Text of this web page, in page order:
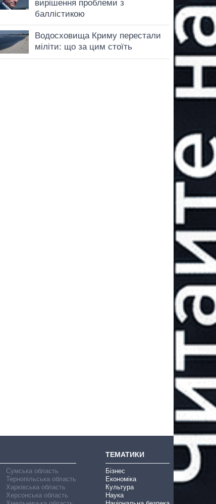
Сумська область
Тернопільська область
Харківська область
Херсонська область
ТЕМАТИКИ
Бізнес
Економіка
Культура
Наука